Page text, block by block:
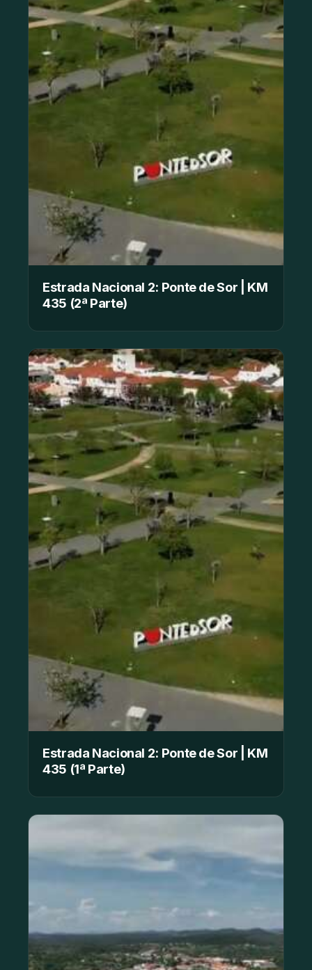
Estrada Nacional 2: Ponte de Sor | KM
435 (2ª Parte)
Estrada Nacional 2: Ponte de Sor | KM
435 (1ª Parte)